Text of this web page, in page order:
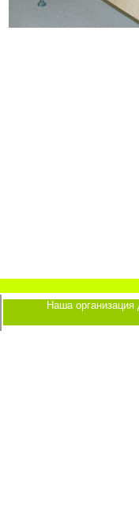
Наша